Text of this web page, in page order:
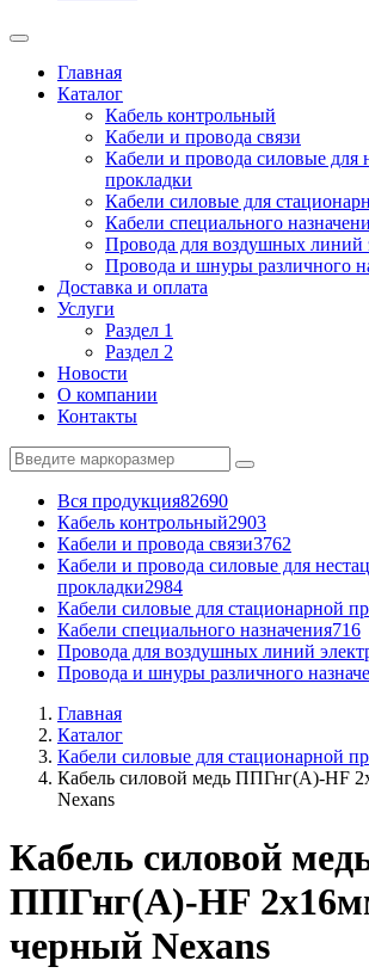
Главная
Каталог
Кабель контрольный
Кабели и провода связи
Кабели и провода силовые для
прокладки
Кабели силовые для
Кабели специального
Провода для воздушных линий
Провода и шнуры различного
Доставка и оплата
Услуги
Раздел 1
Раздел 2
Новости
О компании
Контакты
Вся продукция82690
Кабель контрольный2903
Кабели и провода связи3762
Кабели и провода силовые для
прокладки2984
Кабели силовые для стационарной
Кабели специального назначения716
Провода для воздушных линий
Провода и шнуры различного
Главная
Каталог
Кабели силовые для стационарной
Кабель силовой медь ППГнг(А)-HF
Nexans
Кабель силовой
ППГнг(А)-HF
черный Nexans